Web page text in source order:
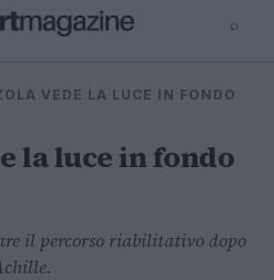
⌕
⌕
VEDE LA LUCE IN FONDO
la luce in fondo
il percorso riabilitativo dopo